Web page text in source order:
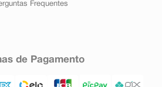
Frequentes
de Pagamento